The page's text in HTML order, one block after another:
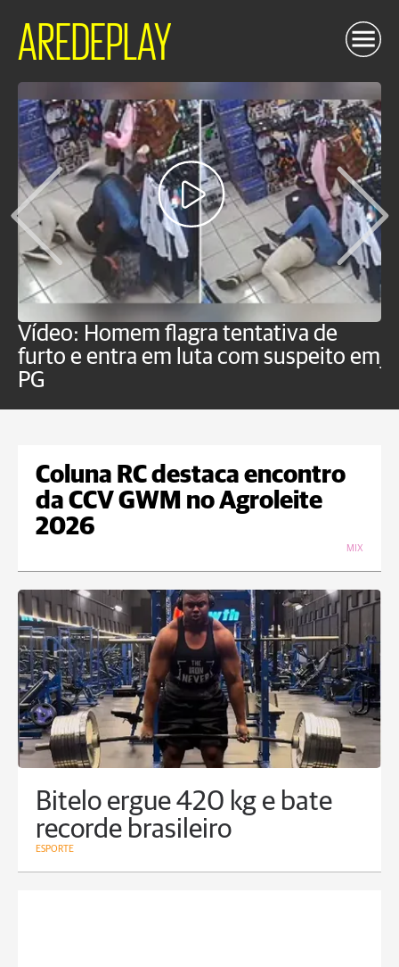
AREDEPLAY
Vídeo: Homem flagra tentativa de
furto e entra em luta com suspeito em
PG
Coluna RC destaca encontro
da CCV GWM no Agroleite
2026
MIX
Bitelo ergue 420 kg e bate
recorde brasileiro
ESPORTE